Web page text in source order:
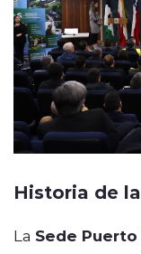
Historia de
La Sede